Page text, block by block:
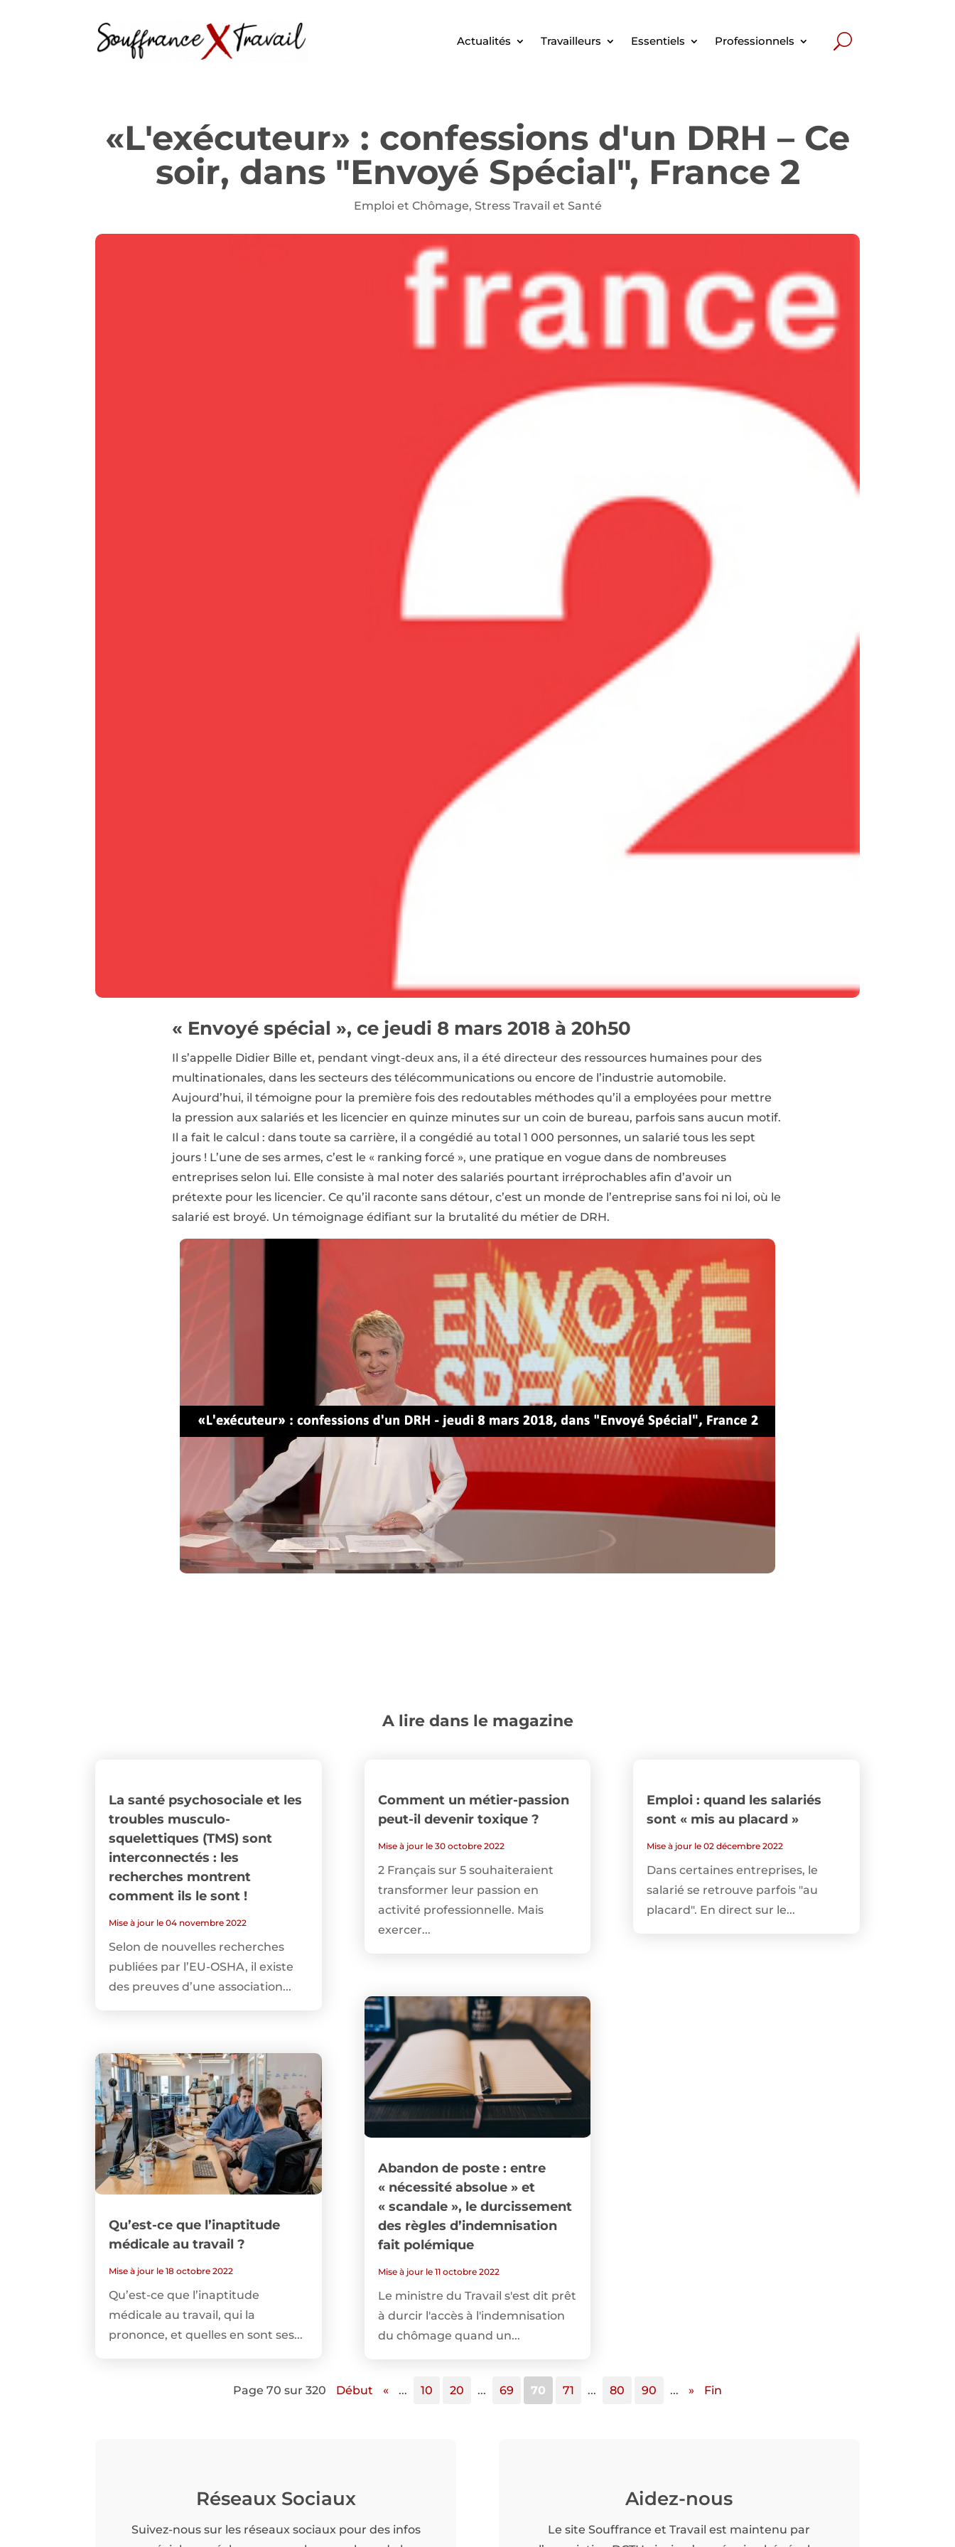
Actualités Travailleurs Essentiels Professionnels
«L'exécuteur» : confessions d'un DRH – Ce
soir, dans "Envoyé Spécial", France 2
Emploi et Chômage, Stress Travail et Santé
« Envoyé spécial », ce jeudi 8 mars 2018 à 20h50
Il s’appelle Didier Bille et, pendant vingt-deux ans, il a été directeur des ressources humaines pour des
multinationales, dans les secteurs des télécommunications ou encore de l’industrie automobile.
Aujourd’hui, il témoigne pour la première fois des redoutables méthodes qu’il a employées pour mettre
la pression aux salariés et les licencier en quinze minutes sur un coin de bureau, parfois sans aucun motif.
Il a fait le calcul : dans toute sa carrière, il a congédié au total 1 000 personnes, un salarié tous les sept
jours ! L’une de ses armes, c’est le « ranking forcé », une pratique en vogue dans de nombreuses
entreprises selon lui. Elle consiste à mal noter des salariés pourtant irréprochables afin d’avoir un
prétexte pour les licencier. Ce qu’il raconte sans détour, c’est un monde de l’entreprise sans foi ni loi, où le
salarié est broyé. Un témoignage édifiant sur la brutalité du métier de DRH.
A lire dans le magazine
La santé psychosociale et les
troubles musculo-
squelettiques (TMS) sont
interconnectés : les
recherches montrent
comment ils le sont !
Mise à jour le 04 novembre 2022
Selon de nouvelles recherches
publiées par l’EU-OSHA, il existe
des preuves d’une association...
Qu’est-ce que l’inaptitude
médicale au travail ?
Mise à jour le 18 octobre 2022
Qu’est-ce que l’inaptitude
médicale au travail, qui la
prononce, et quelles en sont ses...
Comment un métier-passion
peut-il devenir toxique ?
Mise à jour le 30 octobre 2022
2 Français sur 5 souhaiteraient
transformer leur passion en
activité professionnelle. Mais
exercer...
Abandon de poste : entre
« nécessité absolue » et
« scandale », le durcissement
des règles d’indemnisation
fait polémique
Mise à jour le 11 octobre 2022
Le ministre du Travail s'est dit prêt
à durcir l'accès à l'indemnisation
du chômage quand un...
Emploi : quand les salariés
sont « mis au placard »
Mise à jour le 02 décembre 2022
Dans certaines entreprises, le
salarié se retrouve parfois "au
placard". En direct sur le...
Page 70 sur 320 Début « ... 10 20 ... 69 70 71 ... 80 90 ... » Fin
Réseaux Sociaux
Suivez-nous sur les réseaux sociaux pour des infos
Aidez-nous
Le site Souffrance et Travail est maintenu par